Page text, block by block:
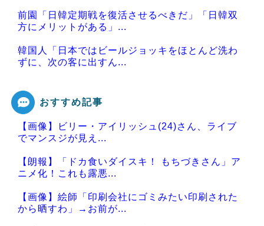
前園「日韓定期戦を復活させるべきだ」「日韓双
方にメリットがある」...
韓国人「日本ではビールジョッキをほとんど洗わ
ずに、次の客に出すん...
Powered by livedoor 相互RSS
おすすめ記事
【画像】ビリー・アイリッシュ(24)さん、ライブ
でマンスジが見え...
【朗報】「ドカ食いダイスキ！ もちづきさん」ア
ニメ化！これも露悪...
【画像】絵師「印刷会社にゴミみたい印刷された
から晒すわ」→お前が...